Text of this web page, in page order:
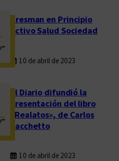
Presman en Principio
Activo Salud Sociedad
10 de abril de 2023
El Diario difundió la
presentación del libro
«Realatos», de Carlos
Sacchetto
10 de abril de 2023